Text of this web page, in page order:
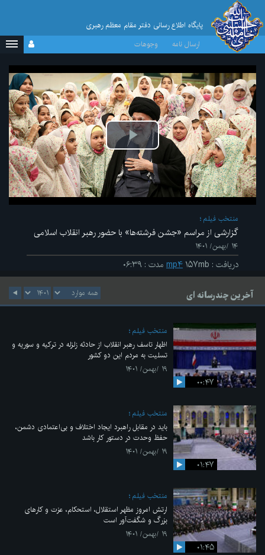
پایگاه اطلاع رسانی دفتر مقام معظم رهبری
ارسال نامه
وجوهات
پخش
ویدیو
منتخب فیلم
گزارشی از مراسم «جشن فرشته‌ها» با حضور رهبر انقلاب اسلامی
۱۴ /بهمن/ ۱۴۰۱
دریافت : mp۴ ۱۵۷mb مدت : ۰۶:۳۹
آخرین چندرسانه ای
۰۰:۴۷
منتخب فیلم
اظهار تاسف رهبر انقلاب از حادثه زلزله در ترکیه و سوریه و
تسلیت به مردم این دو کشور
۱۹ /بهمن/ ۱۴۰۱
۰۱:۴۷
منتخب فیلم
باید در مقابل راهبرد ایجاد اختلاف و بی‌اعتمادی دشمن،
حفظ وحدت در دستور کار باشد
۱۹ /بهمن/ ۱۴۰۱
۰۱:۴۵
منتخب فیلم
ارتش امروز مظهر استقلال، استحکام، عزت و کارهای
بزرگ و شگفت‌آور است
۱۹ /بهمن/ ۱۴۰۱